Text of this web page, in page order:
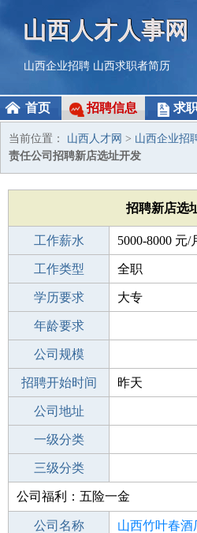
山西人才人事网
山西企业招聘 山西求职者简历
首页 招聘信息 求
当前位置： 山西人才网 > 山西企业招
责任公司招聘新店选址开发
招聘新店选
工作薪水 5000-8000 元/
招聘人数 1人
工作类型 全职
性别要求 -
学历要求 大专
工作经验
年龄要求
工作地点
公司规模
公司电话
招聘开始时间 昨天
招聘结束时间
公司地址
一级分类
二级分类
三级分类
其他行业
公司福利：五险一金
公司名称 山西竹叶春酒